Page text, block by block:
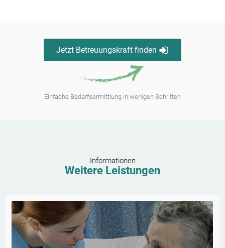
Jetzt Betreuungskraft finden
Einfache Bedarfsermittlung in wenigen Schritten
Informationen
Weitere Leistungen